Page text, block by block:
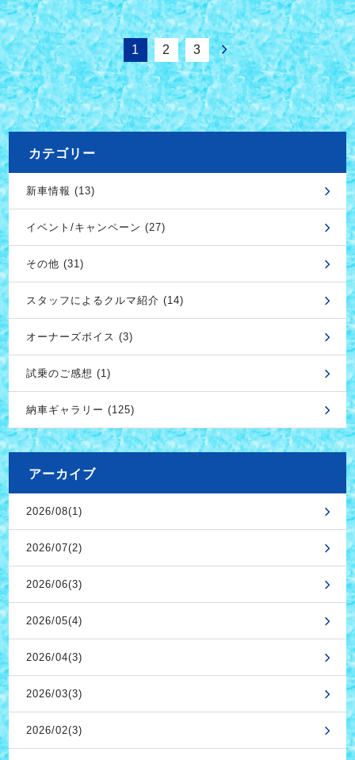
1 2 3
カテゴリー
新車情報 (13)
イベント/キャンペーン (27)
その他 (31)
スタッフによるクルマ紹介 (14)
オーナーズボイス (3)
試乗のご感想 (1)
納車ギャラリー (125)
アーカイブ
2026/08(1)
2026/07(2)
2026/06(3)
2026/05(4)
2026/04(3)
2026/03(3)
2026/02(3)